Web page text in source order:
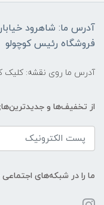
آدرس ما: شاهرود
فروشگاه رئیس کوچولو
آدرس ما روی نقشه: کلیک
از تخفیف‌ها و
ما را در شبکه‌های اجتماعی